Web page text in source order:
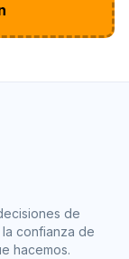
de
confianza de
hacemos.